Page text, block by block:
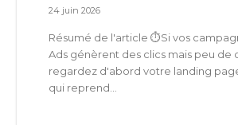
24 juin 2026
Résumé de l'article ⏱️Si vos
Ads génèrent des clics mais peu de
regardez d'abord votre landing
qui reprend...